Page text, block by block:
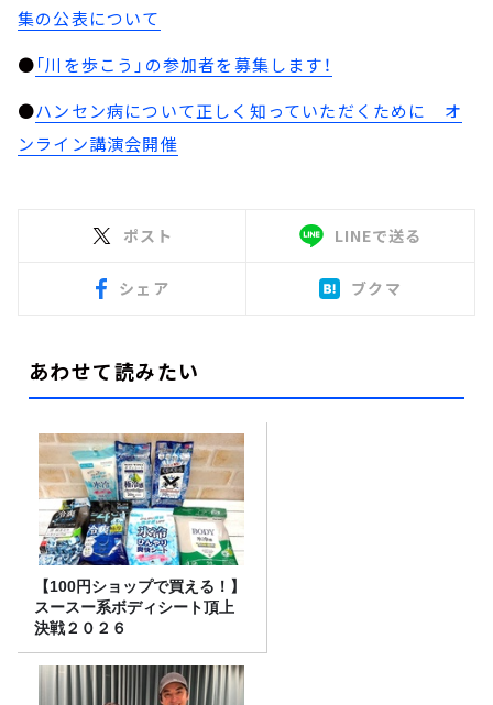
集の公表について
●「川を歩こう」の参加者を募集します！
●ハンセン病について正しく知っていただくために オ
ンライン講演会開催
ポスト LINEで送る
シェア ブクマ
あわせて読みたい
【100円ショップで買える！】
スースー系ボディシート頂上
決戦２０２６